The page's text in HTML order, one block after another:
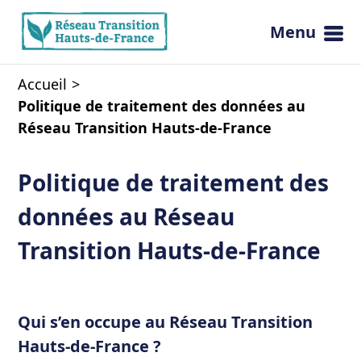
Ouvrir
Menu
Accueil
Politique de traitement des données au
Réseau Transition Hauts-de-France
Politique de traitement des
données au Réseau
Transition Hauts-de-France
Qui s’en occupe au Réseau Transition
Hauts-de-France ?